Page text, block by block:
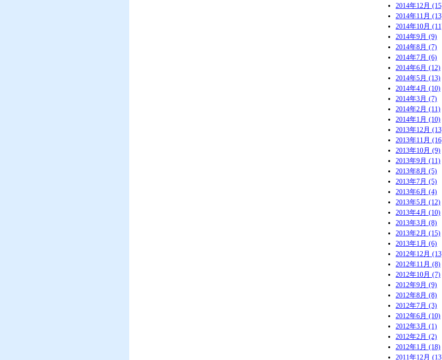
2014年12月
2014年11月
2014年10月
2014年9月 (9)
2014年8月 (7)
2014年7月 (6)
2014年6月 (12)
2014年5月 (13)
2014年4月 (10)
2014年3月 (7)
2014年2月 (11)
2014年1月 (10)
2013年12月
2013年11月
2013年10月 (9)
2013年9月 (11)
2013年8月 (5)
2013年7月 (5)
2013年6月 (4)
2013年5月 (12)
2013年4月 (10)
2013年3月 (8)
2013年2月 (15)
2013年1月 (6)
2012年12月
2012年11月 (8)
2012年10月 (7)
2012年9月 (9)
2012年8月 (8)
2012年7月 (3)
2012年6月 (10)
2012年3月 (1)
2012年2月 (2)
2012年1月 (18)
2011年12月